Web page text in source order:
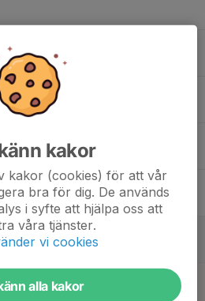
kakor
kakor (cookies) för att vår
bra för dig. De används
i syfte att hjälpa oss att
våra tjänster.
vi cookies
alla kakor